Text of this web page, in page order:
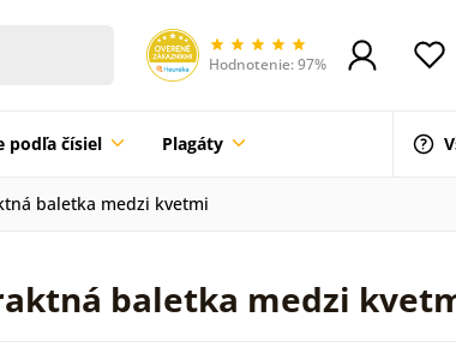
Hodnotenie: 97%
podľa čísiel Plagáty
baletka medzi kvetmi
baletka medzi